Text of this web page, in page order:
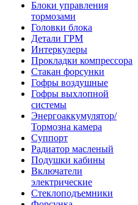
Блоки управления
тормозами
Головки блока
Детали ГРМ
Интеркулеры
Прокладки компрессора
Стакан форсунки
Гофры воздушные
Гофры выхлопной
системы
Энергоаккумулятор/
Тормозна камера
Суппорт
Радиатор масленый
Подушки кабины
Включатели
электрические
Стеклоподъемники